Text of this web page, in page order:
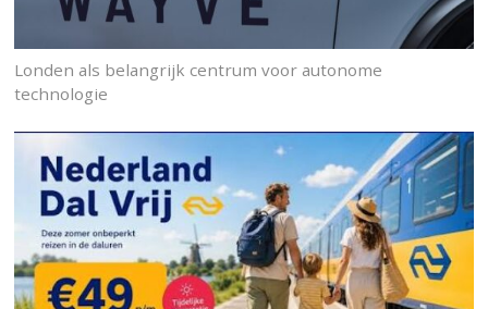
Londen als belangrijk centrum voor autonome
technologie